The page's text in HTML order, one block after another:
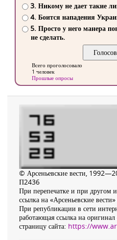
3. Никому не дает такие
4. Боится нападения
5. Просто у него манера
не сделать.
Всего проголосовало
1 человек
Прошлые опросы
© Арсеньевские вести,
П2436
При перепечатке и при другом
ссылка на «Арсеньевские вести»
При републикации в сети
работающая ссылка на
страницу сайта: https://